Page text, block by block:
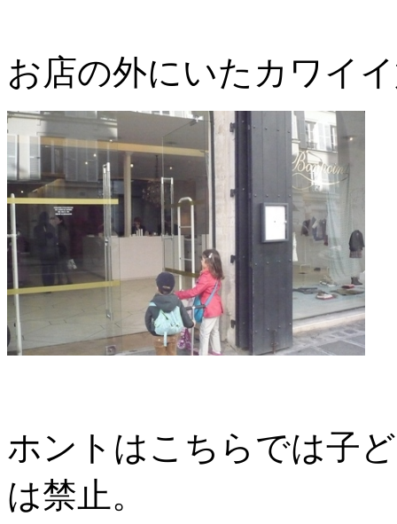
お店の外にいたカワイ
ホントはこちらでは子
は禁止。